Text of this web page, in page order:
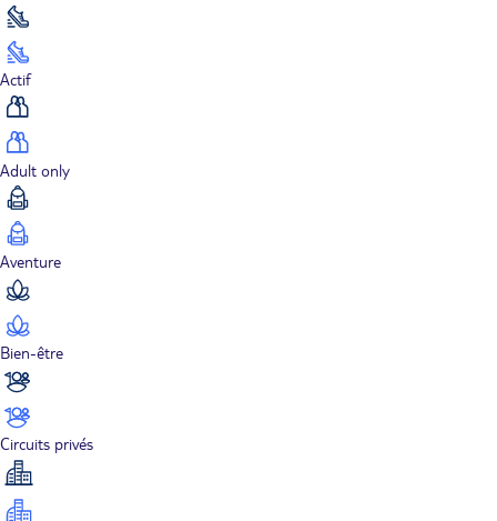
Actif
Adult only
Aventure
Bien-être
Circuits privés